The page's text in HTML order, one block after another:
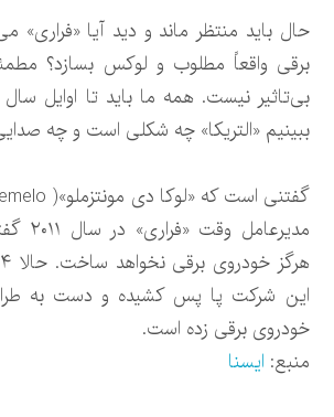
حال باید منتظر ماند و دید آیا «فراری»
برقی واقعاً مطلوب و لوکس بسازد؟
بی‌تاثیر نیست. همه ما باید تا اوایل
ببینیم «التریکا» چه شکلی است و چه
این شرکت پا پس کشیده و دست به
خودروی برقی زده است.
منبع: ایسنا